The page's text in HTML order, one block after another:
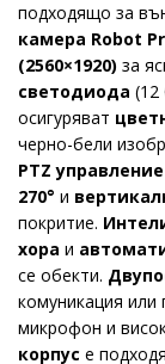
подходящо за
камера Robot
(2560×1920) за
светодиода (12
осигуряват
черно-бели
PTZ управление
270° и
покритие.
хора и
се обекти.
комуникация или
микрофон и
корпус е